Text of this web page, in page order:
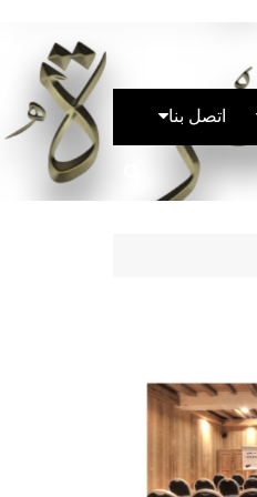
للمخبر
اتصل بنا
روابط فرق المخبر
روابط المخبر